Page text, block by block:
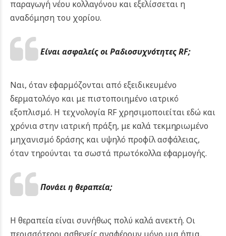
παραγωγή νέου κολλαγόνου και εξελίσσεται η
αναδόμηση του χορίου.
Είναι ασφαλείς οι Ραδιοσυχνότητες RF;
Ναι, όταν εφαρμόζονται από εξειδικευμένο
δερματολόγο και με πιστοποιημένο ιατρικό
εξοπλισμό. Η τεχνολογία RF χρησιμοποιείται εδώ και
χρόνια στην ιατρική πράξη, με καλά τεκμηριωμένο
μηχανισμό δράσης και υψηλό προφίλ ασφάλειας,
όταν τηρούνται τα σωστά πρωτόκολλα εφαρμογής.
Πονάει η θεραπεία;
Η θεραπεία είναι συνήθως πολύ καλά ανεκτή. Οι